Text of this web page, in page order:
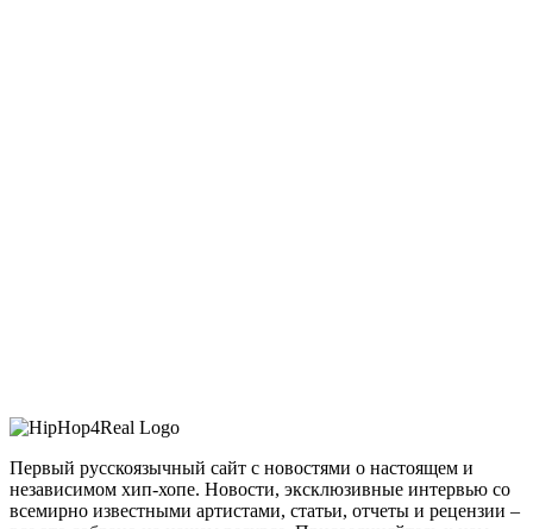
Первый русскоязычный сайт с новостями о настоящем и
независимом хип-хопе. Новости, эксклюзивные интервью со
всемирно известными артистами, статьи, отчеты и рецензии –